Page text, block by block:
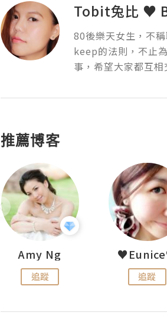
Tobit兔比 ♥
80後樂天女生，不
keep的法則，不止
事，希望大家都互相
推薦博客
Amy Ng
追蹤 追蹤